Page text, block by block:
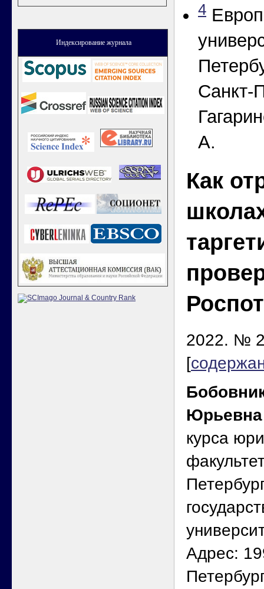
Индексирование журнала
4
Санкт-
А.
Как
2022. №
[
Юрьевна
курса
Адрес: